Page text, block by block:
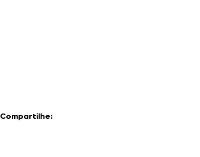
Compartilhe: